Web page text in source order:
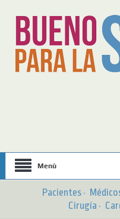
Menú
Pacientes ·
Cirugía ·